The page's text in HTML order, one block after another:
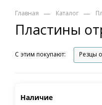
Пластины
Главная — Каталог —
С этим покупают: Резцы
Наличие